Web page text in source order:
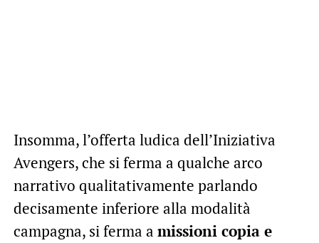
Insomma, l’offerta ludica dell’Iniziativa
Avengers, che si ferma a qualche arco
narrativo qualitativamente parlando
decisamente inferiore alla modalità
campagna, si ferma a missioni copia e